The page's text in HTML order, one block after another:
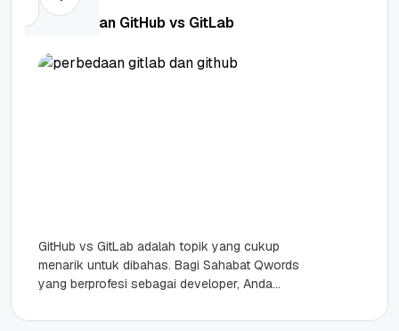
Perbedaan GitHub vs GitLab
GitHub vs GitLab adalah topik yang cukup
menarik untuk dibahas. Bagi Sahabat Qwords
yang berprofesi sebagai developer, Anda
GitLab....